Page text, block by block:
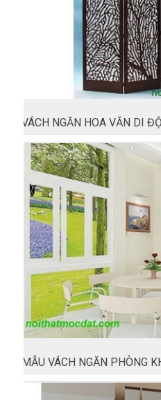
VÁCH NGĂN HOA VĂN DI
MẪU VÁCH NGĂN PHÒNG